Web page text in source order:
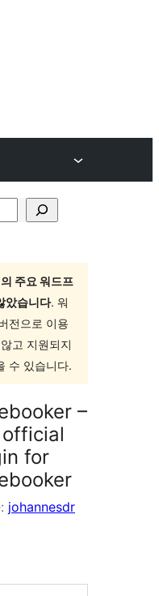
주요 워드프
았습니다. 워
전으로 이용
고 지원되지
수 있습니다.
–
for
johannesdr